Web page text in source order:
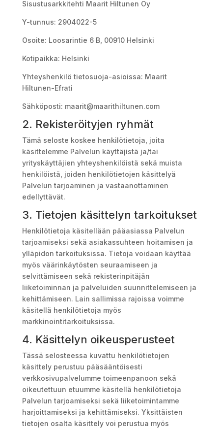
Sisustusarkkitehti Maarit Hiltunen Oy
Y-tunnus: 2904022-5
Osoite: Loosarintie 6 B, 00910 Helsinki
Kotipaikka: Helsinki
Yhteyshenkilö tietosuoja-asioissa: Maarit
Hiltunen-Efrati
Sähköposti: maarit@maarithiltunen.com
2. Rekisteröityjen ryhmät
Tämä seloste koskee henkilötietoja, joita
käsittelemme Palvelun käyttäjistä ja/tai
yrityskäyttäjien yhteyshenkilöistä sekä muista
henkilöistä, joiden henkilötietojen käsittelyä
Palvelun tarjoaminen ja vastaanottaminen
edellyttävät.
3. Tietojen käsittelyn tarkoitukset
Henkilötietoja käsitellään pääasiassa Palvelun
tarjoamiseksi sekä asiakassuhteen hoitamisen ja
ylläpidon tarkoituksissa. Tietoja voidaan käyttää
myös väärinkäytösten seuraamiseen ja
selvittämiseen sekä rekisterinpitäjän
liiketoiminnan ja palveluiden suunnittelemiseen ja
kehittämiseen. Lain sallimissa rajoissa voimme
käsitellä henkilötietoja myös
markkinointitarkoituksissa.
4. Käsittelyn oikeusperusteet
Tässä selosteessa kuvattu henkilötietojen
käsittely perustuu pääsääntöisesti
verkkosivupalvelumme toimeenpanoon sekä
oikeutettuun etuumme käsitellä henkilötietoja
Palvelun tarjoamiseksi sekä liiketoimintamme
harjoittamiseksi ja kehittämiseksi. Yksittäisten
tietojen osalta käsittely voi perustua myös